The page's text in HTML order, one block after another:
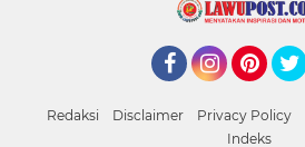
Redaksi Disclaimer Privacy Policy
Indeks